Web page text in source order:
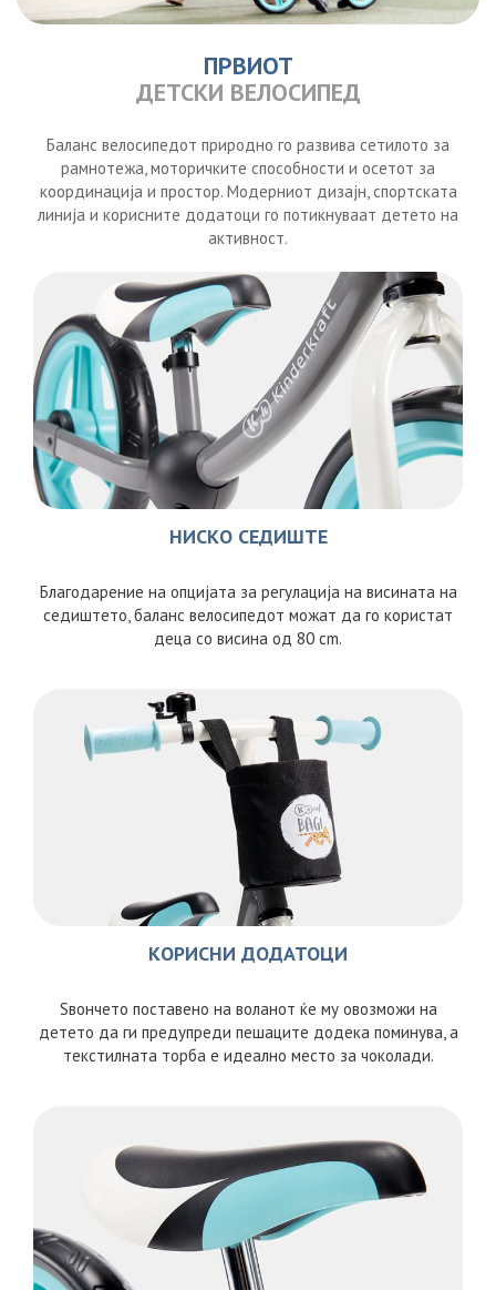
ПРВИОТ
ДЕТСКИ ВЕЛОСИПЕД
Баланс велосипедот природно го развива сетилото за
рамнотежа, моторичките способности и осетот за
координација и простор. Модерниот дизајн, спортската
линија и корисните додатоци го потикнуваат детето на
активност.
НИСКО СЕДИШТЕ
Благодарение на опцијата за регулација на висината на
седиштето, баланс велосипедот можат да го користат
деца со висина од 80 cm.
КОРИСНИ ДОДАТОЦИ
Ѕвончето поставено на воланот ќе му овозможи на
детето да ги предупреди пешаците додека поминува, а
текстилната торба е идеално место за чоколади.